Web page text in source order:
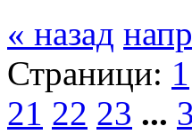
« назад
Страници: 1
21 22 23 ...